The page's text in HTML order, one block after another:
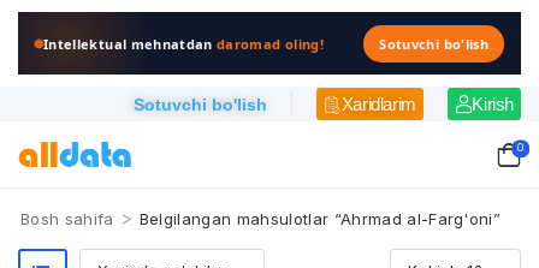
Intellektual mehnatdandaromad oling! Sotuvchi bo'lish
Sotuvchi bo'lish Xaridlarim Kirish
0
Bosh sahifa > Belgilangan mahsulotlar “Ahrmad al-Farg'oni”